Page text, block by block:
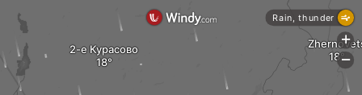
2-е Курасово
Rain, thunder
+
-